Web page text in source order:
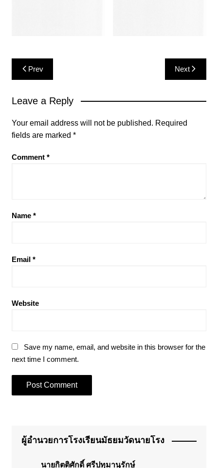
Post
navigation
Prev Next
Leave a Reply
Your email address will not be published. Required
fields are marked *
Comment *
Name *
Email *
Website
Save my name, email, and website in this browser for the
next time I comment.
ผู้อำนวยการโรงเรียนมัธยมวัดนายโรง
นายกิตติศักดิ์ ศรีปทุมานุรักษ์